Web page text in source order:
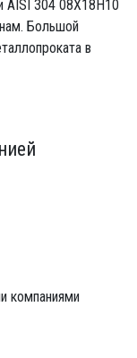
AISI 304 08Х18Н10
Большой
в
компаниями